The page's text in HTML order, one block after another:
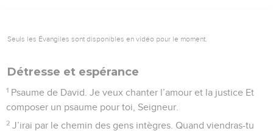
Seuls les Évangiles sont disponibles en vidéo pour le moment.
Détresse et espérance
1 Psaume de David. Je veux chanter l’amour et la justice Et
composer un psaume pour toi, Seigneur.
2 J’irai par le chemin des gens intègres. Quand viendras-tu